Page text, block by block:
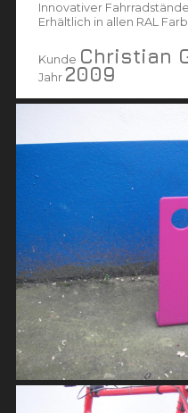
Innovativer
Erhältlich in allen RAL
Kunde Christian
Jahr 2009